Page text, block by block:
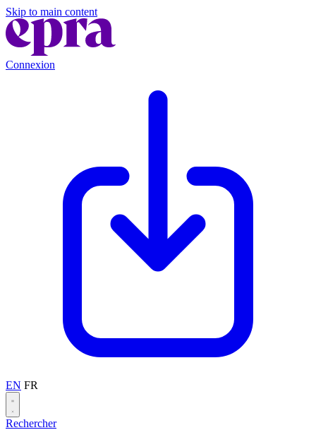
Skip to main content
Connexion
EN FR
Rechercher